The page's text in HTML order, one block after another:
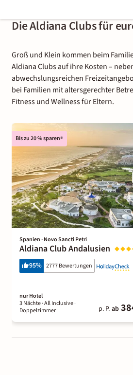
Die Aldiana Clubs für
Groß und Klein kommen beim
Aldiana Clubs auf ihre Kosten –
abwechslungsreichen
bei Familien mit altersgerechter
Fitness und Wellness für Eltern.
Bis zu 20 % sparen⁵
Spanien · Novo Sancti Petri
Aldiana Club Andalusien
95% 2777 Bewertungen
nur Hotel
3 Nächte· All Inclusive·
Doppelzimmer
p. P. ab